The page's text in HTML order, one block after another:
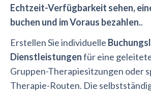
Echtzeit-Verfügbarkeit sehen,
buchen und im Voraus bezahlen..
Erstellen Sie individuelle
Dienstleistungenfür eine
Gruppen-Therapiesitzungen oder
Therapie-Routen. Die